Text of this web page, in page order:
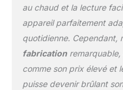
au chaud et la lecture
appareil parfaitement
quotidienne. Cependant,
fabricationremarquable,
comme son prix élevé et
puisse devenir brûlant